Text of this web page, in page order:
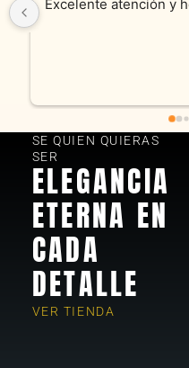
Excelente atención y
SE QUIEN QUIERAS
SER
ELEGANCIA
ETERNA EN
CADA
DETALLE
VER TIENDA